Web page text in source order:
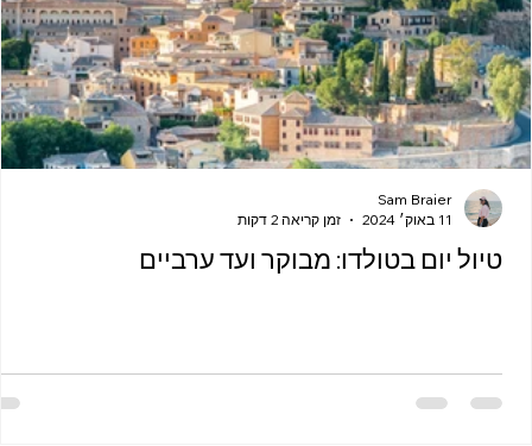
טיול יום בטולדו: מבוקר ועד ערביים
Sam Braier
11 באוק׳ 2024
זמן קריאה 2 דקות